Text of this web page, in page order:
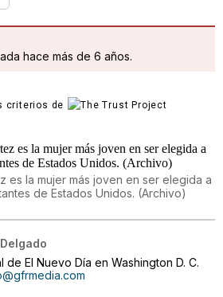
hace más de 6 años.
criterios de
es la mujer más joven en ser elegida a
de Estados Unidos. (Archivo)
de El Nuevo Día en Washington D. C.